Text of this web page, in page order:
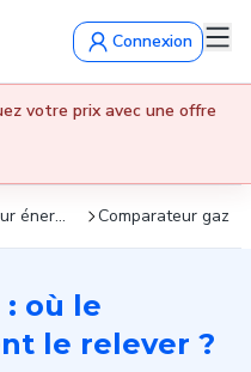
Connexion
votre prix avec une offre
Comparateur énergie : comparez les offres et économisez ! Comparateur gaz
où le
le relever ?